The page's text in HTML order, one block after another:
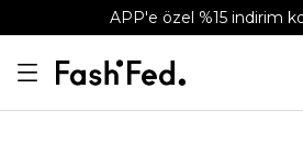
APP'e özel %15 indirim